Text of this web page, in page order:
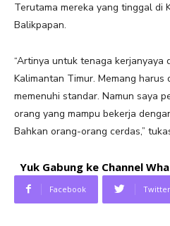
Terutama mereka yang tinggal di
Balikpapan.
“Artinya untuk tenaga kerjanyaya
Kalimantan Timur. Memang harus
memenuhi standar. Namun saya
orang yang mampu bekerja
Bahkan orang-orang cerdas,”
Yuk Gabung ke Channel
Facebook Twitter